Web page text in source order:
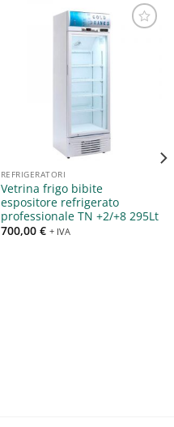
REFRIGERATORI
Vetrina frigo bibite
espositore refrigerato
professionale TN +2/+8 295Lt
700,00 € + IVA